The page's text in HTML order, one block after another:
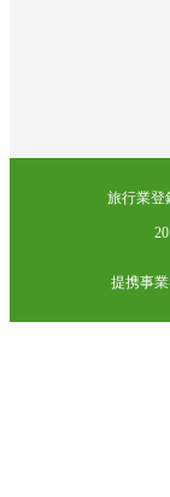
旅行業登
提携事